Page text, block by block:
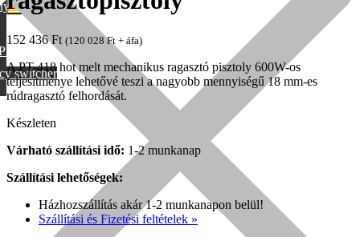
MAX
switcher
152 436Ft (120 028Ft + áfa)
A PT-418 hot melt mechanikus ragasztó pisztoly 600W-os
teljesítménye lehetővé teszi a nagyobb mennyiségű 18 mm-es
rúdragasztó felhordását.
Készleten
Várható szállítási idő: 1-2 munkanap
Szállítási lehetőségek:
Házhozszállítás akár 1-2 munkanapon belül!
Szállítási és Fizetési feltételek »